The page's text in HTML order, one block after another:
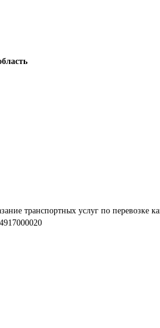
транспортных услуг по перевозке